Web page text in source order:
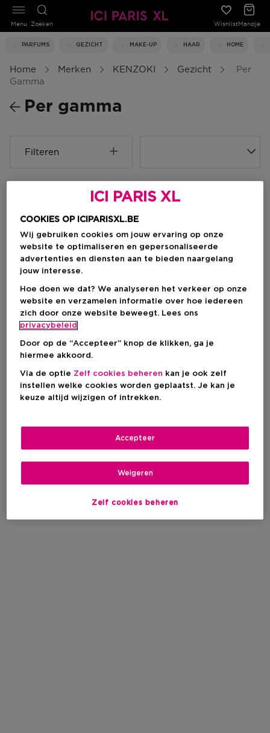
Zoeken WishlistMandje
PARFUMS GEZICHT MAKE-UP HAAR HOME
Menu
Home Merken KENZOKI Gezicht
Per
Gamma
Per gamma
Filteren
ICI PARIS XL
COOKIES OP ICIPARISXL.BE
Wij gebruiken cookies om jouw ervaring op onze
website te optimaliseren en gepersonaliseerde
advertenties en diensten aan te bieden naargelang
jouw interesse.
Hoe doen we dat? We analyseren het verkeer op onze
website en verzamelen informatie over hoe iedereen
zich door onze website beweegt. Lees ons
privacybeleid
Door op de “Accepteer” knop de klikken, ga je
hiermee akkoord.
Via de optie Zelf cookies beheren kan je ook zelf
instellen welke cookies worden geplaatst. Je kan je
keuze altijd wijzigen of intrekken.
Zelf cookies beheren
Weigeren
Accepteer